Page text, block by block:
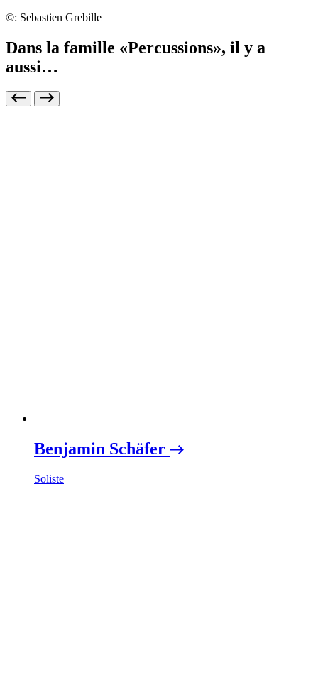
©: Sebastien Grebille
Dans la famille «Percussions», il y a
aussi…
Benjamin Schäfer
Soliste